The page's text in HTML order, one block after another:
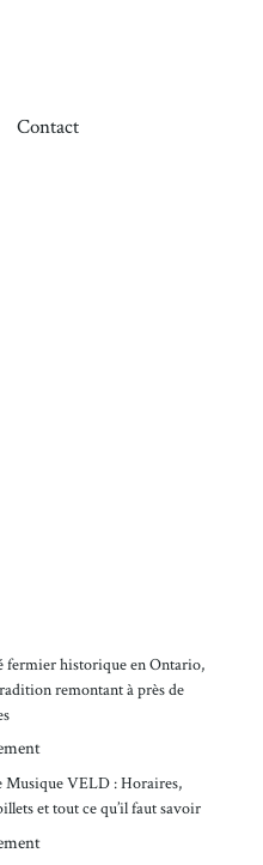
Contact
fermier historique en Ontario,
remontant à près de
Musique VELD : Horaires,
et tout ce qu’il faut savoir